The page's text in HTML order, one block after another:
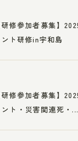
修参加者募集】
ト研修in宇和島
修参加者募集】
ト・災害関連死・...